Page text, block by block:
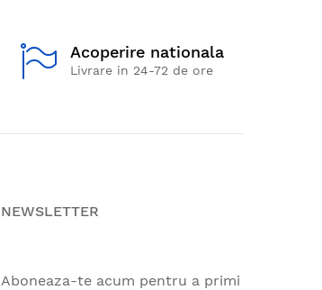
Acoperire nationala
Livrare in 24-72 de ore
NEWSLETTER
Aboneaza-te acum pentru a primi